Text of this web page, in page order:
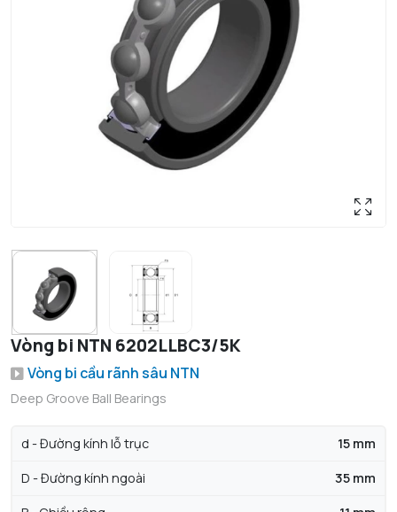
Vòng bi NTN 6202LLBC3/5K
Vòng bi cầu rãnh sâu NTN
Deep Groove Ball Bearings
d - Đường kính lỗ trục 15 mm
D - Đường kính ngoài 35 mm